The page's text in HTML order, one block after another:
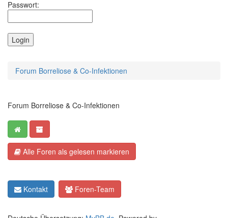
Passwort:
Forum Borreliose & Co-Infektionen
Forum Borreliose & Co-Infektionen
Alle Foren als gelesen markieren
Kontakt Foren-Team